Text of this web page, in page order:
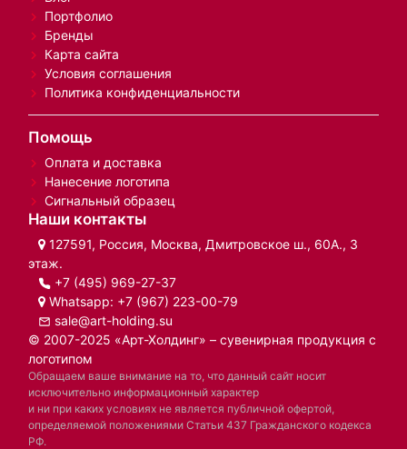
Портфолио
Бренды
Карта сайта
Условия соглашения
Политика конфиденциальности
Помощь
Оплата и доставка
Нанесение логотипа
Сигнальный образец
Наши контакты
127591, Россия, Москва, Дмитровское ш., 60А., 3
этаж.
+7 (495) 969-27-37
Whatsapp: +7 (967) 223-00-79
sale@art-holding.su
© 2007-2025 «Арт-Холдинг» – сувенирная продукция с
логотипом
Обращаем ваше внимание на то, что данный сайт носит
исключительно информационный характер
и ни при каких условиях не является публичной офертой,
определяемой положениями Статьи 437 Гражданского кодекса
РФ.